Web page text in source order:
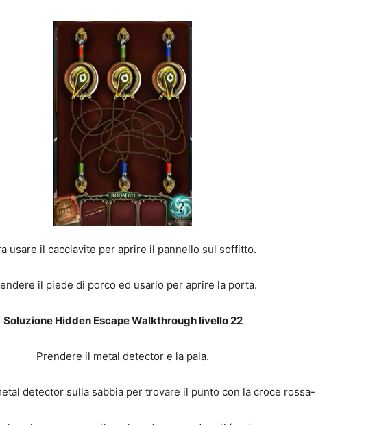
usare il cacciavite per aprire il pannello sul soffitto.
il piede di porco ed usarlo per aprire la porta.
Soluzione Hidden Escape Walkthrough livello 22
Prendere il metal detector e la pala.
detector sulla sabbia per trovare il punto con la croce rossa-